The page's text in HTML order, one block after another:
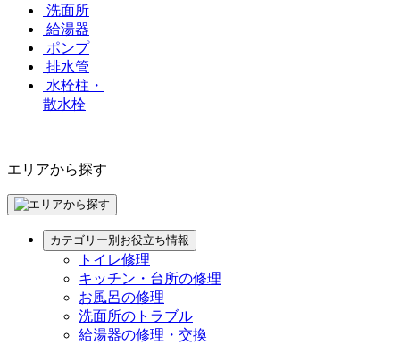
洗面所
給湯器
ポンプ
排水管
水栓柱・
散水栓
エリアから探す
カテゴリー別お役立ち情報
トイレ修理
キッチン・台所の修理
お風呂の修理
洗面所のトラブル
給湯器の修理・交換